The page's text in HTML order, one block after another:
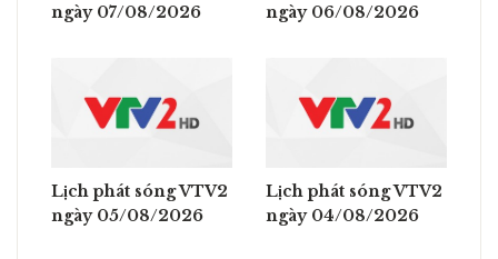
ngày 07/08/2026
ngày 06/08/2026
Lịch phát sóng VTV2
ngày 05/08/2026
Lịch phát sóng VTV2
ngày 04/08/2026